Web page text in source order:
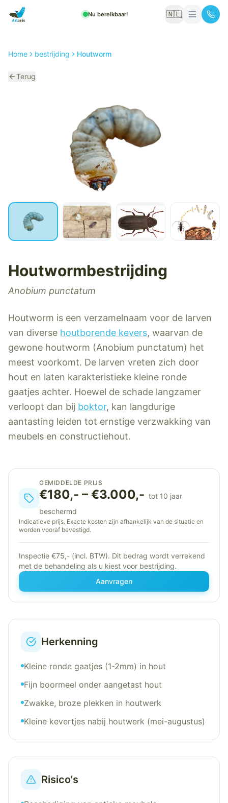
Nu bereikbaar! 🇳🇱
Home bestrijding Houtworm
Terug
Houtwormbestrijding
Anobium punctatum
Houtworm is een verzamelnaam voor de larven
van diverse houtborende kevers, waarvan de
gewone houtworm (Anobium punctatum) het
meest voorkomt. De larven vreten zich door
hout en laten karakteristieke kleine ronde
gaatjes achter. Hoewel de schade langzamer
verloopt dan bij boktor, kan langdurige
aantasting leiden tot ernstige verzwakking van
meubels en constructiehout.
GEMIDDELDE PRIJS
€180,- – €3.000,- tot 10 jaar
beschermd
Indicatieve prijs. Exacte kosten zijn afhankelijk van de situatie en
worden vooraf bevestigd.
Inspectie €75,- (incl. BTW). Dit bedrag wordt verrekend
met de behandeling als u kiest voor bestrijding.
Aanvragen
Herkenning
Kleine ronde gaatjes (1-2mm) in hout
Fijn boormeel onder aangetast hout
Zwakke, broze plekken in houtwerk
Kleine kevertjes nabij houtwerk (mei-augustus)
Risico's